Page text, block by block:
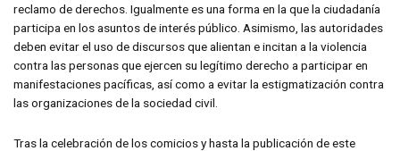
reclamo de derechos. Igualmente es una forma en la que la ciudadanía
participa en los asuntos de interés público. Asimismo, las autoridades
deben evitar el uso de discursos que alientan e incitan a la violencia
contra las personas que ejercen su legítimo derecho a participar en
manifestaciones pacíficas, así como a evitar la estigmatización contra
las organizaciones de la sociedad civil.
Tras la celebración de los comicios y hasta la publicación de este